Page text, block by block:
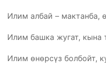
Илим албай – мактанба,
Илим башка жугат, кына
Илим өнөрсүз болбойт,